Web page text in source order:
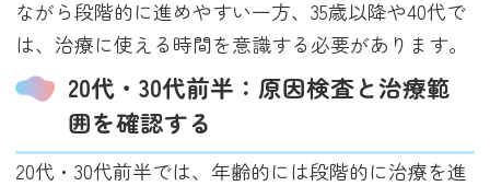
ながら段階的に進めやすい一方、35歳以降や40代で
は、治療に使える時間を意識する必要があります。
20代・30代前半：原因検査と治療範
囲を確認する
20代・30代前半では、年齢的には段階的に治療を進